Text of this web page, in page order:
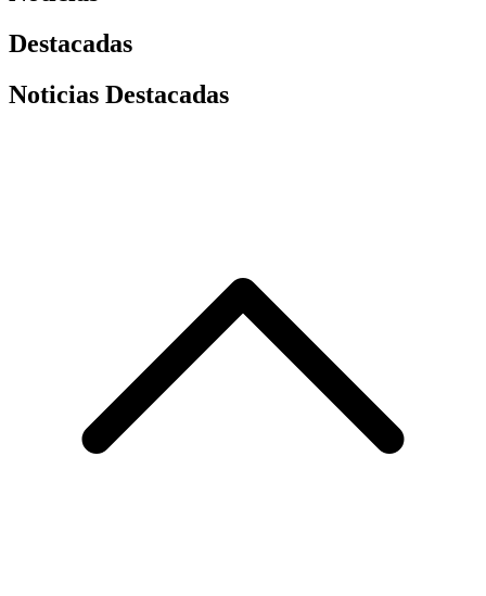
Destacadas
Noticias Destacadas